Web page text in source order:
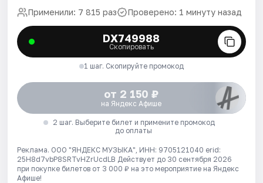
Применили: 7 815 раз Проверено: 1 минуту назад
DX749988
Скопировать
1 шаг. Скопируйте промокод
от 2 150 ₽
на Яндекс Афише
2 шаг. Выберите билет и примените промокод
до оплаты
Реклама. ООО "ЯНДЕКС МУЗЫКА", ИНН: 9705121040 erid:
25H8d7vbP8SRTvHZrUcdLB Действует до 30 сентября 2026
при покупке билетов от 3 000 ₽ на это мероприятие на Яндекс
Афише!